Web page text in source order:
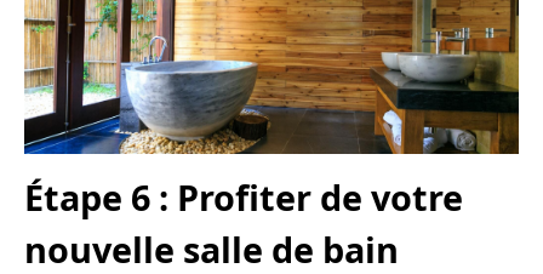
Étape 6 : Profiter de votre
nouvelle salle de bain